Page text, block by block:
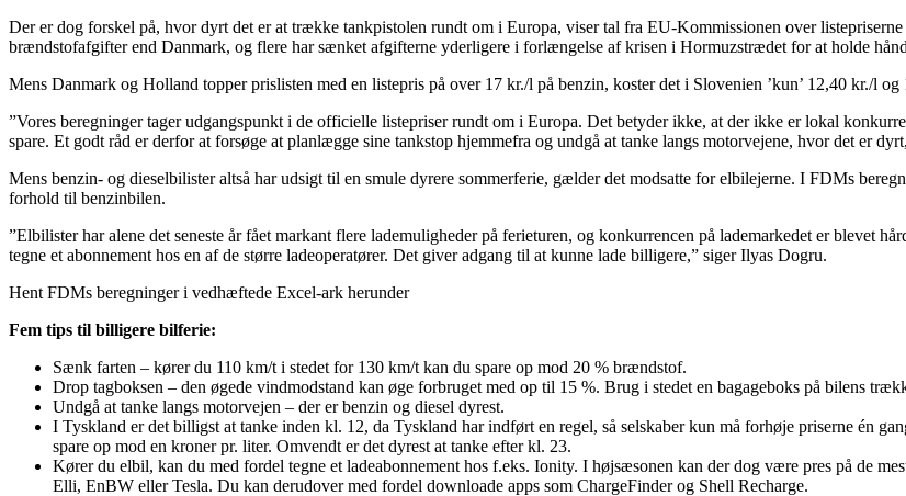
Der er dog forskel på, hvor dyrt det er at trække tankpistolen rundt om i Europa, viser tal fra EU-Kommissionen over
brændstofafgifter end Danmark, og flere har sænket afgifterne yderligere i forlængelse af krisen i Hormuzstrædet for at holde
Mens Danmark og Holland topper prislisten med en listepris på over 17 kr./l på benzin, koster det i Slovenien ’kun’ 12,40 kr./l
”Vores beregninger tager udgangspunkt i de officielle listepriser rundt om i Europa. Det betyder ikke, at der ikke er lokal
spare. Et godt råd er derfor at forsøge at planlægge sine tankstop hjemmefra og undgå at tanke langs motorvejene, hvor det er
Mens benzin- og dieselbilister altså har udsigt til en smule dyrere sommerferie, gælder det modsatte for elbilejerne. I FDMs
forhold til benzinbilen.
”Elbilister har alene det seneste år fået markant flere lademuligheder på ferieturen, og konkurrencen på lademarkedet er blevet
tegne et abonnement hos en af de større ladeoperatører. Det giver adgang til at kunne lade billigere,” siger Ilyas Dogru.
Hent FDMs beregninger i vedhæftede Excel-ark herunder
Fem tips til billigere bilferie:
Sænk farten – kører du 110 km/t i stedet for 130 km/t kan du spare op mod 20 % brændstof.
Drop tagboksen – den øgede vindmodstand kan øge forbruget med op til 15 %. Brug i stedet en bagageboks på bilens
Undgå at tanke langs motorvejen – der er benzin og diesel dyrest.
I Tyskland er det billigst at tanke inden kl. 12, da Tyskland har indført en regel, så selskaber kun må forhøje priserne én
spare op mod en kroner pr. liter. Omvendt er det dyrest at tanke efter kl. 23.
Kører du elbil, kan du med fordel tegne et ladeabonnement hos f.eks. Ionity. I højsæsonen kan der dog være pres på de
Elli, EnBW eller Tesla. Du kan derudover med fordel downloade apps som ChargeFinder og Shell Recharge.